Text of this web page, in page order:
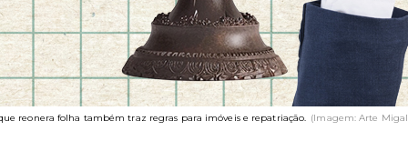
reonera folha também traz regras para imóveis e repatriação. (Imagem: Arte